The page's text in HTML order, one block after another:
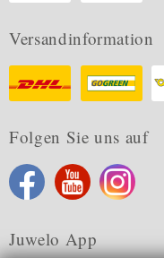
Versandinformation
Folgen Sie uns auf
Juwelo App